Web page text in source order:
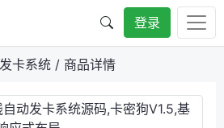
登录
发卡系统 / 商品详情